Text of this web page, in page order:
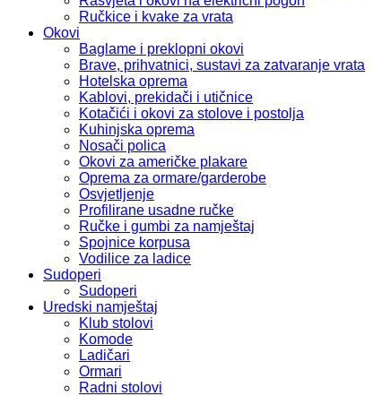
Ručkice i kvake za vrata
Okovi
Baglame i preklopni okovi
Brave, prihvatnici, sustavi za zatvaranje vrata
Hotelska oprema
Kablovi, prekidači i utičnice
Kotačići i okovi za stolove i postolja
Kuhinjska oprema
Nosači polica
Okovi za američke plakare
Oprema za ormare/garderobe
Osvjetljenje
Profilirane usadne ručke
Ručke i gumbi za namještaj
Spojnice korpusa
Vodilice za ladice
Sudoperi
Sudoperi
Uredski namještaj
Klub stolovi
Komode
Ladičari
Ormari
Radni stolovi